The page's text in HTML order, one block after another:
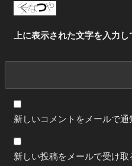
上に表示された文字を入力し
新しいコメントをメールで通
新しい投稿をメールで受け取